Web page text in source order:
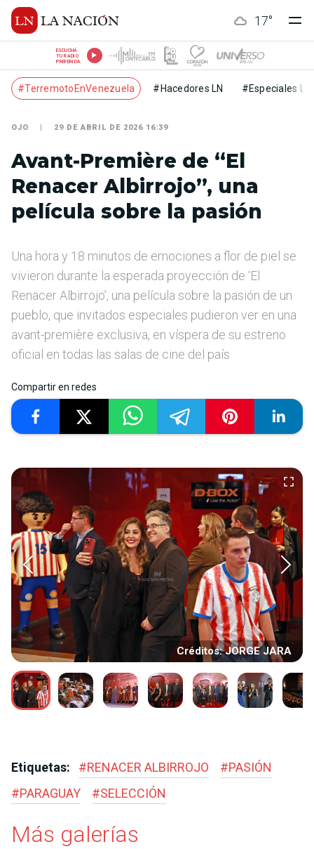
17°
ESCUCHÁ
TU RADIO
PREFERIDA
#TerremotoEnVenezuela #Hacedores LN #Especiales LN
OJO 29 DE ABRIL DE 2026 16:39
Avant-Première de “El
Renacer Albirrojo”, una
película sobre la pasión
Una hora y 18 minutos de emociones a flor de piel se
vivieron durante la esperada proyección de ‘El
Renacer Albirrojo’, una película sobre la pasión de un
pueblo, que invitados especiales pudieron ver en una
avant-première exclusiva, en víspera de su estreno
oficial en todas las salas de cine del país
Compartir en redes
Créditos: JORGE JARA
Etiquetas: #RENACER ALBIRROJO #PASIÓN
#PARAGUAY #SELECCIÓN
Más galerías